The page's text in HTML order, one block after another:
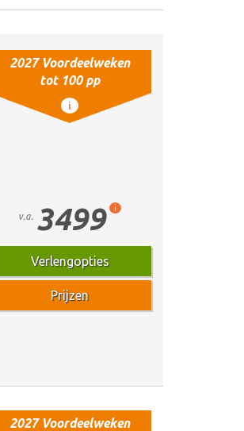
2027 Voordeelweken
tot 100 pp
i
v.a. 3499 i
Verlengopties
Prijzen
2027 Voordeelweken